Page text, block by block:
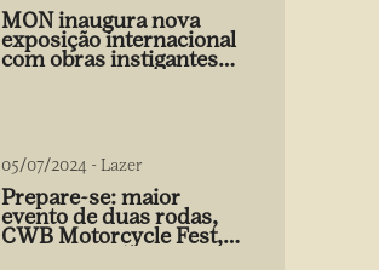
MON inaugura nova
exposição internacional
com obras instigantes
de Gabriel de la Mora
05/07/2024 -Lazer
Prepare-se: maior
evento de duas rodas,
CWB Motorcycle Fest,
acontece 03/08